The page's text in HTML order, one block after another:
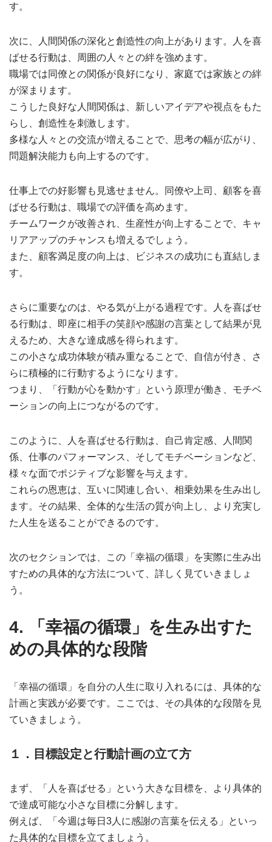
す。
次に、人間関係の深化と創造性の向上があります。人を喜
ばせる行動は、周囲の人々との絆を強めます。
職場では同僚との関係が良好になり、家庭では家族との絆
が深まります。
こうした良好な人間関係は、新しいアイデアや視点をもた
らし、創造性を刺激します。
多様な人々との交流が増えることで、思考の幅が広がり、
問題解決能力も向上するのです。
仕事上での好影響も見逃せません。同僚や上司、顧客を喜
ばせる行動は、職場での評価を高めます。
チームワークが改善され、生産性が向上することで、キャ
リアアップのチャンスも増えるでしょう。
また、顧客満足度の向上は、ビジネスの成功にも直結しま
す。
さらに重要なのは、やる気が上がる過程です。人を喜ばせ
る行動は、即座に相手の笑顔や感謝の言葉として結果が見
えるため、大きな達成感を得られます。
この小さな成功体験が積み重なることで、自信が付き、さ
らに積極的に行動するようになります。
つまり、「行動が心を動かす」という原理が働き、モチベ
ーションの向上につながるのです。
このように、人を喜ばせる行動は、自己肯定感、人間関
係、仕事のパフォーマンス、そしてモチベーションなど、
様々な面でポジティブな影響を与えます。
これらの恩恵は、互いに関連し合い、相乗効果を生み出し
ます。その結果、全体的な生活の質が向上し、より充実し
た人生を送ることができるのです。
次のセクションでは、この「幸福の循環」を実際に生み出
すための具体的な方法について、詳しく見ていきましょ
う。
4. 「幸福の循環」を生み出すた
めの具体的な段階
「幸福の循環」を自分の人生に取り入れるには、具体的な
計画と実践が必要です。ここでは、その具体的な段階を見
ていきましょう。
１．目標設定と行動計画の立て方
まず、「人を喜ばせる」という大きな目標を、より具体的
で達成可能な小さな目標に分解します。
例えば、「今週は毎日3人に感謝の言葉を伝える」といっ
た具体的な目標を立てましょう。